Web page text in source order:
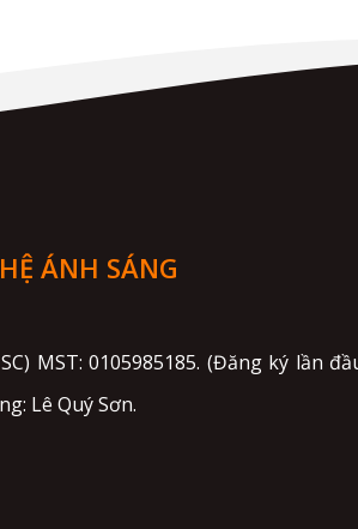
ÁNH SÁNG
MST: 0105985185. (Đăng ký lần
Lê Quý Sơn.